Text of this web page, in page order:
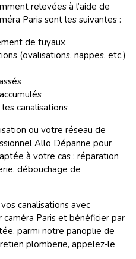
relevées à l’aide de
Paris sont les suivantes :
de tuyaux
(ovalisations, nappes, etc.)
les canalisations
ou votre réseau de
Allo Dépanne pour
à votre cas : réparation
débouchage de
canalisations avec
caméra Paris et bénéficier par
parmi notre panoplie de
plomberie, appelez-le